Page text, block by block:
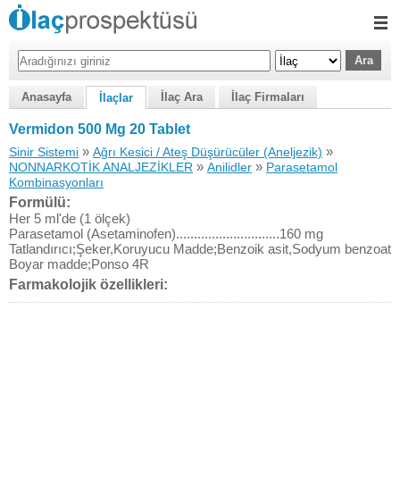
Anasayfa İlaçlar İlaç Ara İlaç Firmaları
Vermidon 500 Mg 20 Tablet
Sinir Sistemi » Ağrı Kesici / Ateş Düşürücüler (Aneljezik) »
NONNARKOTİK ANALJEZİKLER » Anilidler » Parasetamol
Kombinasyonları
Formülü:
Her 5 ml'de (1 ölçek)
Parasetamol (Asetaminofen).............................160 mg
Tatlandırıcı;Şeker,Koruyucu Madde;Benzoik asit,Sodyum benzoat
Boyar madde;Ponso 4R
Farmakolojik özellikleri: